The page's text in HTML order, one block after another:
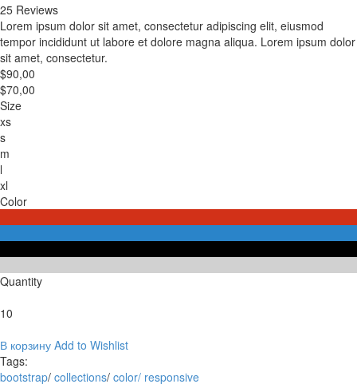
25 Reviews
Lorem ipsum dolor sit amet, consectetur adipiscing elit, eiusmod
tempor incididunt ut labore et dolore magna aliqua. Lorem ipsum dolor
sit amet, consectetur.
$90,00
$70,00
Size
xs
s
m
l
xl
Color
Quantity
10
В корзину Add to Wishlist
Tags:
bootstrap/ collections/ color/ responsive